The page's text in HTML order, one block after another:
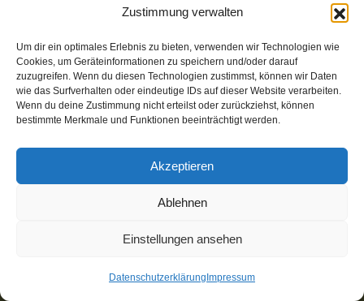
Zustimmung verwalten
Um dir ein optimales Erlebnis zu bieten, verwenden wir Technologien wie
Cookies, um Geräteinformationen zu speichern und/oder darauf
zuzugreifen. Wenn du diesen Technologien zustimmst, können wir Daten
wie das Surfverhalten oder eindeutige IDs auf dieser Website verarbeiten.
Wenn du deine Zustimmung nicht erteilst oder zurückziehst, können
bestimmte Merkmale und Funktionen beeinträchtigt werden.
Akzeptieren
Ablehnen
Einstellungen ansehen
Datenschutzerklärung Impressum
© 2025-2026 Wear-Share | Website mit Open Source CMS,
klimafreundlich gehostet bei STRATO | Umsetzung: